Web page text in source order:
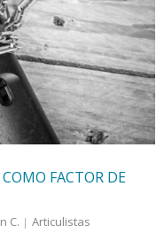
FACTOR DE
C.
Articulistas